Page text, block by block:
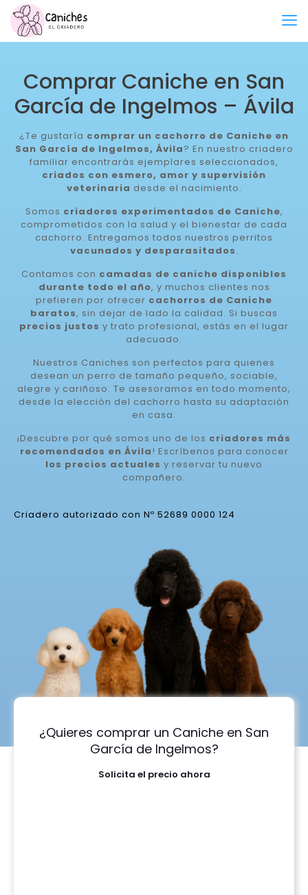
Comprar Caniche en San
García de Ingelmos – Ávila
¿Te gustaría comprar un cachorro de Caniche en
San García de Ingelmos, Ávila? En nuestro criadero
familiar encontrarás ejemplares seleccionados,
criados con esmero, amor y supervisión
veterinaria desde el nacimiento.
Somos criadores experimentados de Caniche,
comprometidos con la salud y el bienestar de cada
cachorro. Entregamos todos nuestros perritos
vacunados y desparasitados.
Contamos con camadas de caniche disponibles
durante todo el año, y muchos clientes nos
prefieren por ofrecer cachorros de Caniche
baratos, sin dejar de lado la calidad. Si buscas
precios justos y trato profesional, estás en el lugar
adecuado.
Nuestros Caniches son perfectos para quienes
desean un perro de tamaño pequeño, sociable,
alegre y cariñoso. Te asesoramos en todo momento,
desde la elección del cachorro hasta su adaptación
en casa.
¡Descubre por qué somos uno de los criadores más
recomendados en Ávila! Escríbenos para conocer
los precios actuales y reservar tu nuevo
compañero.
Criadero autorizado con Nº 52689 0000 124
¿Quieres comprar un Caniche en San
García de Ingelmos?
Solicita el precio ahora